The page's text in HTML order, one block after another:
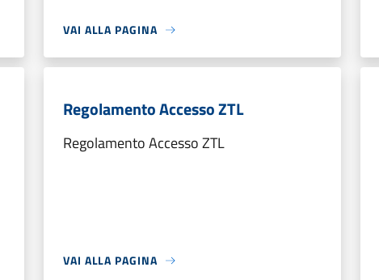
VAI ALLA PAGINA
Regolamento Accesso ZTL
Regolamento Accesso ZTL
VAI ALLA PAGINA